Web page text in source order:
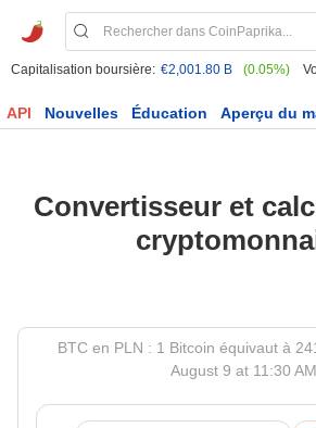
Capitalisation boursière: €2,001.80 B (0.05%)
API Nouvelles Éducation Aperçu du
Convertisseur et
BTC en PLN : 1 Bitcoin équivaut à
August 9 at 11:30 AM